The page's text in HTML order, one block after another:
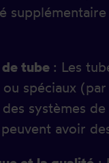
tube : Les
spéciaux
systèmes
avoir